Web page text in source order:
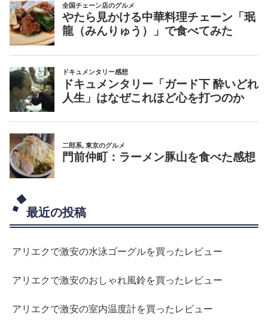
最近の投稿
アリエクで激安の水泳ゴーグルを買ったレビュー
アリエクで激安のおしゃれ風鈴を買ったレビュー
アリエクで激安の室内温度計を買ったレビュー